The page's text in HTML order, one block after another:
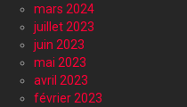
mars 2024
juillet 2023
juin 2023
mai 2023
avril 2023
février 2023